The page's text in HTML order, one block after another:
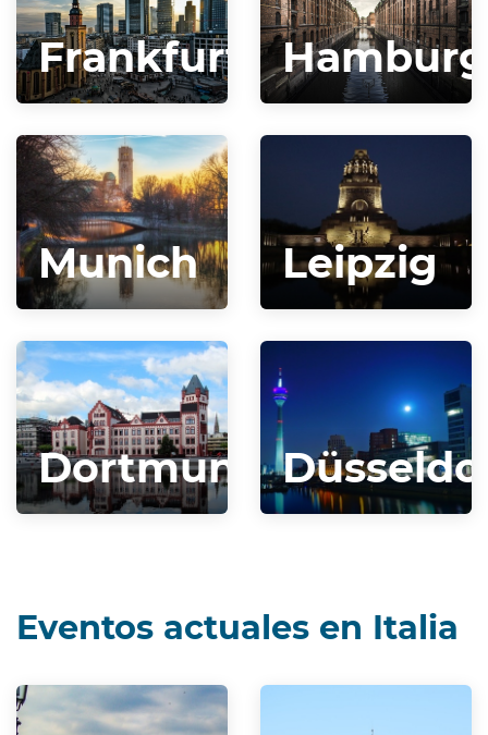
Frankfurt
Munich Leipzig
Dortmund
Eventos actuales en Italia